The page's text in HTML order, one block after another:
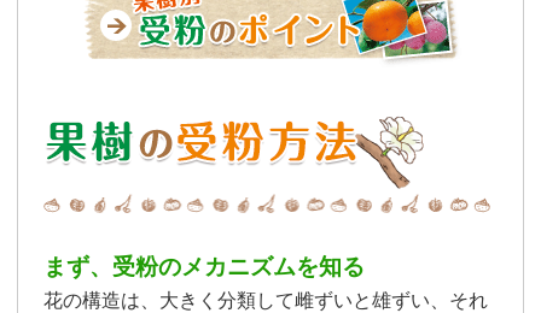
まず、受粉のメカニズムを知る
花の構造は、大きく分類して雌ずいと雄ずい、それ